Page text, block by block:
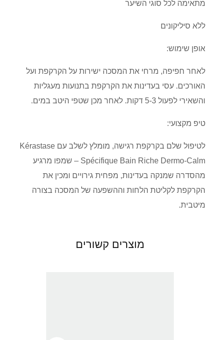
מתאימה לכל סוגי השיער
ללא סיליקונים
אופן שימוש:
לאחר חפיפה, מרחי את המסכה ישירות על הקרקפת ועל
האורכים. עסי בעדינות את הקרקפת בתנועות מעגליות
והשאירי לפעול 5-3 דקות. לאחר מכן שטפי היטב במים.
טיפ מקצועי:
לטיפול שלם בקרקפת רגישה, מומלץ לשלב עם Kérastase
Spécifique Bain Riche Dermo-Calm – שמפו מרגיע
מהסדרה שמנקה בעדינות, מפחית גירויים ומכין את
הקרקפת לקליטת הלחות וההשפעה של המסכה בצורה
מיטבית.
מוצרים קשורים